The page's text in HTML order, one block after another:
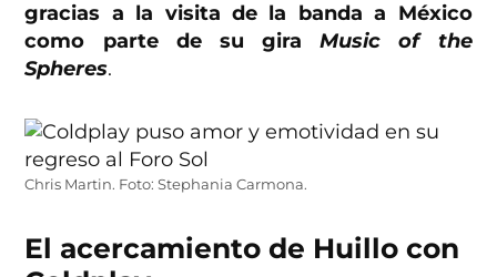
gracias a la visita de la banda a México
como parte de su giraMusic of the
Spheres.
Chris Martin. Foto: Stephania Carmona.
El acercamiento de Huillo con